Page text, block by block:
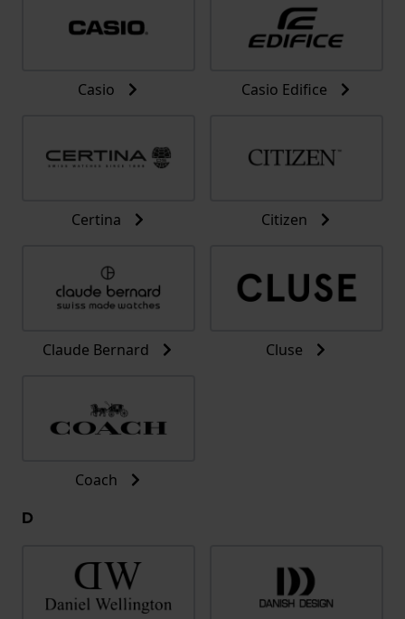
Casio Casio Edifice
Certina Citizen
Claude Bernard Cluse
Coach
D